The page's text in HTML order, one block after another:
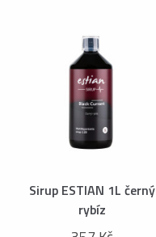
Sirup ESTIAN 1L černý
rybíz